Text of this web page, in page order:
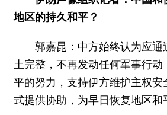
地区的持久和平？
郭嘉昆：中方始终认为应
土完整，不再发动任何军事行
平的努力，支持伊方维护主权
式提供协助，为早日恢复地区